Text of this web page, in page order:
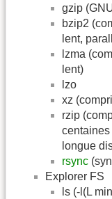
gzip
bzip2
lent,
lzma
lent)
lzo
xz
rzip
centaines
longue
rsync
Explorer FS
ls (-l(L